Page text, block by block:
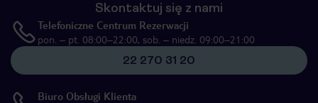
Skontaktuj się z nami
Telefoniczne Centrum Rezerwacji
pon. – pt. 08:00–22:00, sob. – niedz. 09:00–21:00
22 270 31 20
Biuro Obsługi Klienta